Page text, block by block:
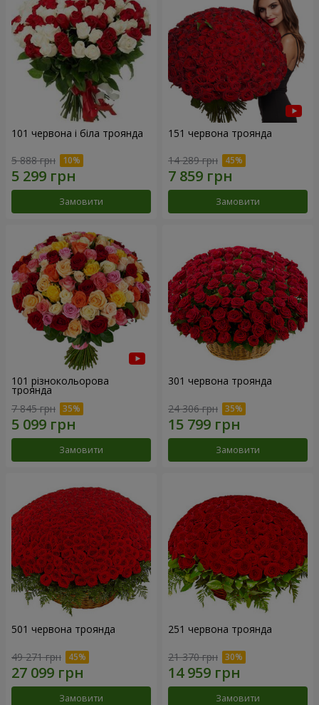
101 червона і біла троянда
5 888 грн
Замовити
151 червона троянда
14 289 грн
Замовити
101 різнокольорова
троянда
7 845 грн
Замовити
301 червона троянда
24 306 грн
Замовити
501 червона троянда
49 271 грн
Замовити
251 червона троянда
21 370 грн
Замовити